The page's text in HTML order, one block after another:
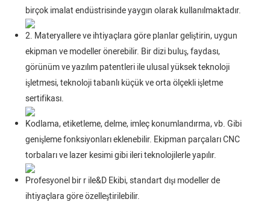
birçok imalat endüstrisinde yaygın olarak kullanılmaktadır.
2. Materyallere ve ihtiyaçlara göre planlar geliştirin, uygun
ekipman ve modeller önerebilir. Bir dizi buluş, faydası,
görünüm ve yazılım patentleri ile ulusal yüksek teknoloji
işletmesi, teknoloji tabanlı küçük ve orta ölçekli işletme
sertifikası.
Kodlama, etiketleme, delme, imleç konumlandırma, vb. Gibi
genişleme fonksiyonları eklenebilir. Ekipman parçaları CNC
torbaları ve lazer kesimi gibi ileri teknolojilerle yapılır.
Profesyonel bir r ile&D Ekibi, standart dışı modeller de
ihtiyaçlara göre özelleştirilebilir.